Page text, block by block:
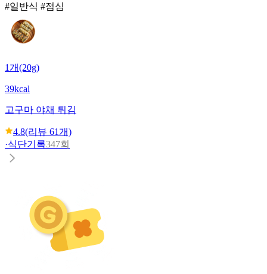
#일반식 #점심
1개(20g)
39kcal
고구마 야채 튀김
4.8(리뷰 61개)
·식단기록347회